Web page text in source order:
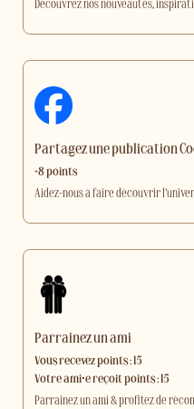
Découvrez nos nouveautés,
Partagez une publication
+8 points
Aidez-nous à faire découvrir
Parrainez un ami
Vous recevez points : 15
Votre ami·e reçoit points : 15
Parrainez un ami & profitez de